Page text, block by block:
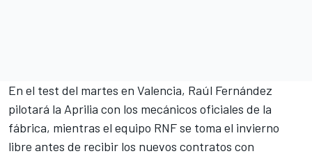
En el test del martes en Valencia, Raúl Fernández
pilotará la Aprilia con los mecánicos oficiales de la
fábrica, mientras el equipo RNF se toma el invierno
libre antes de recibir los nuevos contratos con